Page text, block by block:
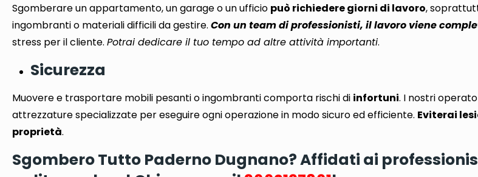
Sgomberare un appartamento, un garage o un ufficio può richiedere giorni di lavoro,
ingombranti o materiali difficili da gestire.Con un team di professionisti, il lavoro viene
stress per il cliente.Potrai dedicare il tuo tempo ad altre attività importanti.
Sicurezza
Muovere e trasportare mobili pesanti o ingombranti comporta rischi di infortuni. I nostri
attrezzature specializzate per eseguire ogni operazione in modo sicuro ed efficiente. Eviterai
proprietà.
Sgombero Tutto Paderno Dugnano? Affidati ai